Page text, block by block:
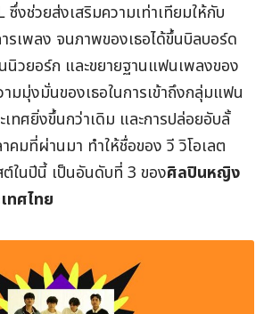
งช่วยส่งเสริมความเท่าเทียมให้กับ
เพลง จนภาพของเธอได้ขึ้นบิลบอร์ด
นิวยอร์ก และขยายฐานแฟนเพลงของ
มมุ่งมั่นของเธอในการเข้าถึงกลุ่มแฟน
เทศยิ่งขึ้นกว่าเดิม และการปล่อยอับลั้
คมที่ผ่านมา ทำให้ชื่อของ วี วิโอเลต
ในปีนี้ เป็นอันดับที่ 3 ของศิลปินหญิง
ทศไทย